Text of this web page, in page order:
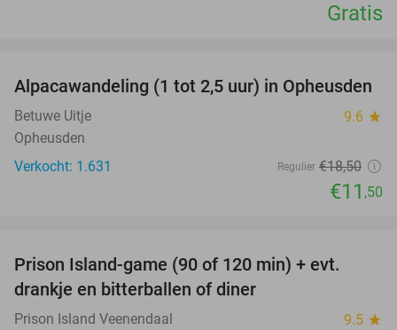
Gratis
38%
Alpacawandeling (1 tot 2,5 uur) in Opheusden
Betuwe Uitje 9.6 star
Opheusden
Verkocht: 1.631
Regulier €18,50
€11 ,50
Prison Island-game (90 of 120 min) + evt.
drankje en bitterballen of diner
Prison Island Veenendaal 9.5 star